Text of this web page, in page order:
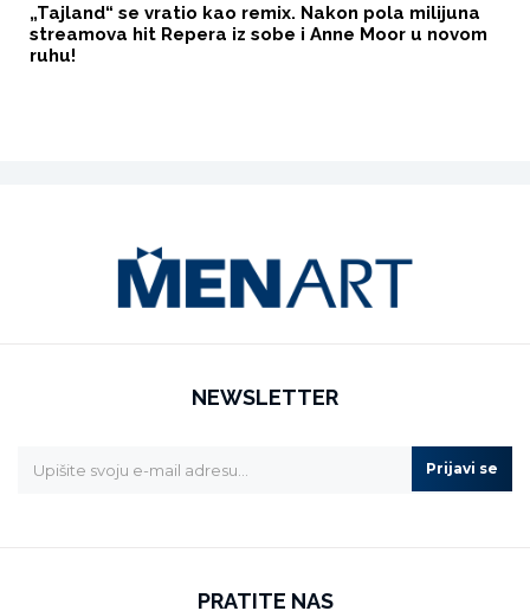
„Tajland“ se vratio kao remix. Nakon pola milijuna
streamova hit Repera iz sobe i Anne Moor u novom
ruhu!
NEWSLETTER
Prijavi se
PRATITE NAS